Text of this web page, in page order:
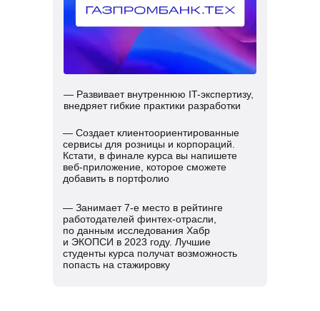
— Создает клиентоориентированные
сервисы для розницы и корпораций.
Кстати, в финале курса вы напишете
веб-приложение, которое сможете
добавить в портфолио
— Занимает 7-е место в рейтинге
работодателей финтех-отрасли,
по данным исследования Хабр
и ЭКОПСИ в 2023 году. Лучшие
студенты курса получат возможность
попасть на стажировку
— Развивает внутреннюю IT-экспертизу,
внедряет гибкие практики разработки